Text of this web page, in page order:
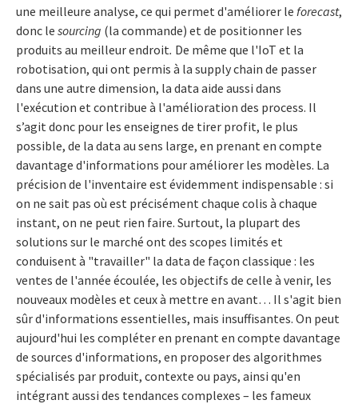
une meilleure analyse, ce qui permet d'améliorer le forecast,
donc le sourcing (la commande) et de positionner les
produits au meilleur endroit. De même que l'IoT et la
robotisation, qui ont permis à la supply chain de passer
dans une autre dimension, la data aide aussi dans
l'exécution et contribue à l'amélioration des process. Il
s’agit donc pour les enseignes de tirer profit, le plus
possible, de la data au sens large, en prenant en compte
davantage d'informations pour améliorer les modèles. La
précision de l'inventaire est évidemment indispensable : si
on ne sait pas où est précisément chaque colis à chaque
instant, on ne peut rien faire. Surtout, la plupart des
solutions sur le marché ont des scopes limités et
conduisent à "travailler" la data de façon classique : les
ventes de l'année écoulée, les objectifs de celle à venir, les
nouveaux modèles et ceux à mettre en avant… Il s'agit bien
sûr d'informations essentielles, mais insuffisantes. On peut
aujourd'hui les compléter en prenant en compte davantage
de sources d'informations, en proposer des algorithmes
spécialisés par produit, contexte ou pays, ainsi qu'en
intégrant aussi des tendances complexes – les fameux